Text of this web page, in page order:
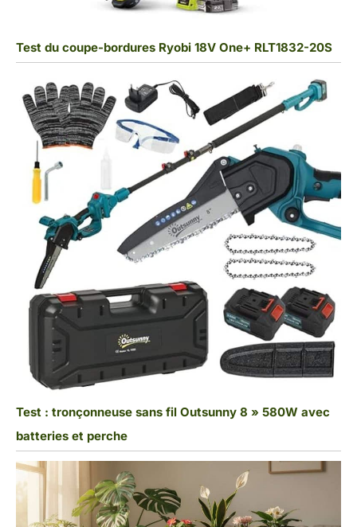
Test du coupe-bordures Ryobi 18V One+ RLT1832-20S
Test : tronçonneuse sans fil Outsunny 8 » 580W avec
batteries et perche